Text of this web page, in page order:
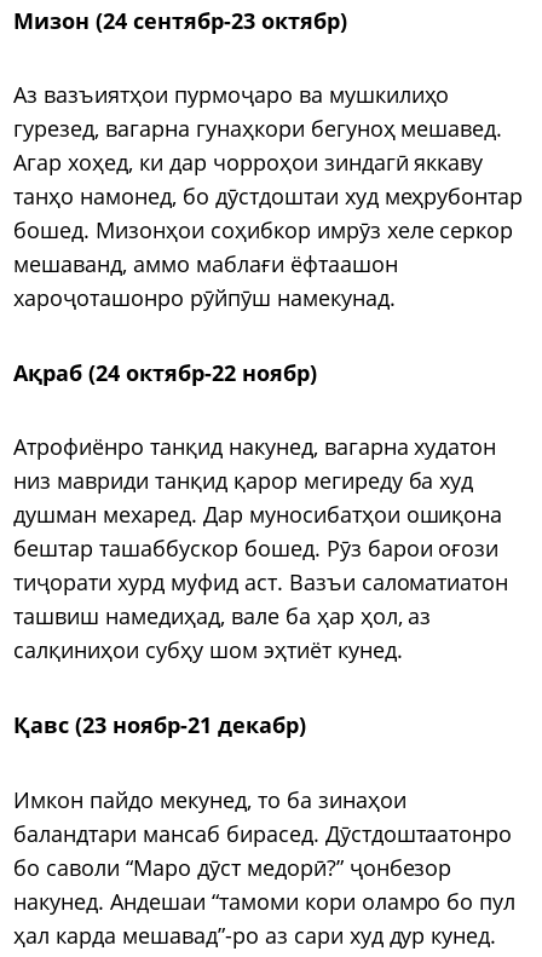
Мизон (24 сентябр-23 октябр)
Аз вазъиятҳои пурмоҷаро ва мушкилиҳо
гурезед, вагарна гунаҳкори бегуноҳ мешавед.
Агар хоҳед, ки дар чорроҳои зиндагӣ яккаву
танҳо намонед, бо дӯстдоштаи худ меҳрубонтар
бошед. Мизонҳои соҳибкор имрӯз хеле серкор
мешаванд, аммо маблағи ёфтаашон
хароҷоташонро рӯйпӯш намекунад.
Ақраб (24 октябр-22 ноябр)
Атрофиёнро танқид накунед, вагарна худатон
низ мавриди танқид қарор мегиреду ба худ
душман мехаред. Дар муносибатҳои ошиқона
бештар ташаббускор бошед. Рӯз барои оғози
тиҷорати хурд муфид аст. Вазъи саломатиатон
ташвиш намедиҳад, вале ба ҳар ҳол, аз
салқиниҳои субҳу шом эҳтиёт кунед.
Қавс (23 ноябр-21 декабр)
Имкон пайдо мекунед, то ба зинаҳои
баландтари мансаб бирасед. Дӯстдоштаатонро
бо саволи “Маро дӯст медорӣ?” ҷонбезор
накунед. Андешаи “тамоми кори оламро бо пул
ҳал карда мешавад”-ро аз сари худ дур кунед.